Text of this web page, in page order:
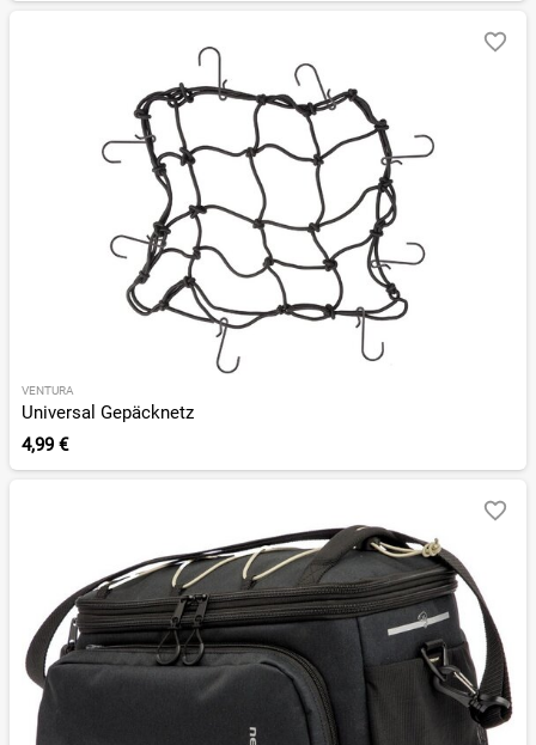
VENTURA
Universal Gepäcknetz
4,99 €